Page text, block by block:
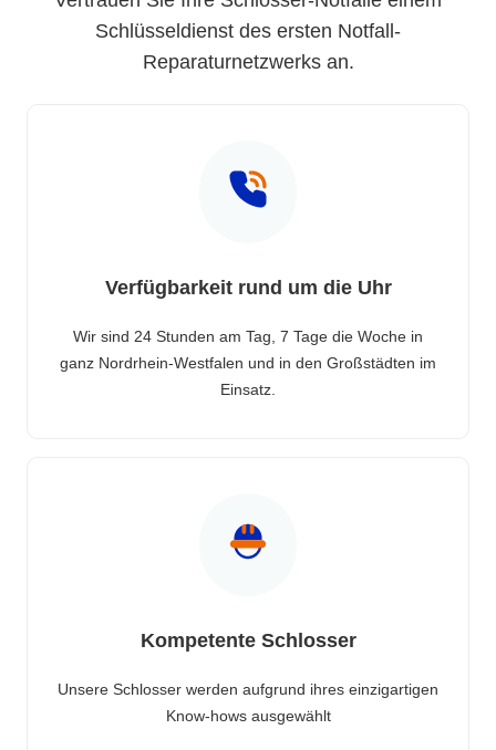
Schlüsseldienst des ersten Notfall-
Reparaturnetzwerks an.
Verfügbarkeit rund um die Uhr
Wir sind 24 Stunden am Tag, 7 Tage die Woche in
ganz Nordrhein-Westfalen und in den Großstädten im
Einsatz.
Kompetente Schlosser
Unsere Schlosser werden aufgrund ihres einzigartigen
Know-hows ausgewählt